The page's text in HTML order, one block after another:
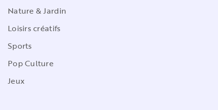
Nature & Jardin
Loisirs créatifs
Sports
Pop Culture
Jeux